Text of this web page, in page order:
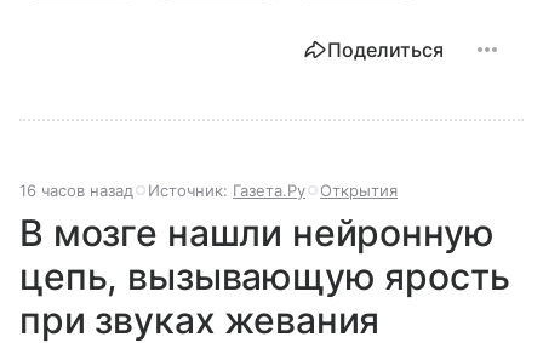
Поделиться
16 часов назад Источник: Газета.Ру Открытия
В мозге нашли нейронную
цепь, вызывающую ярость
при звуках жевания